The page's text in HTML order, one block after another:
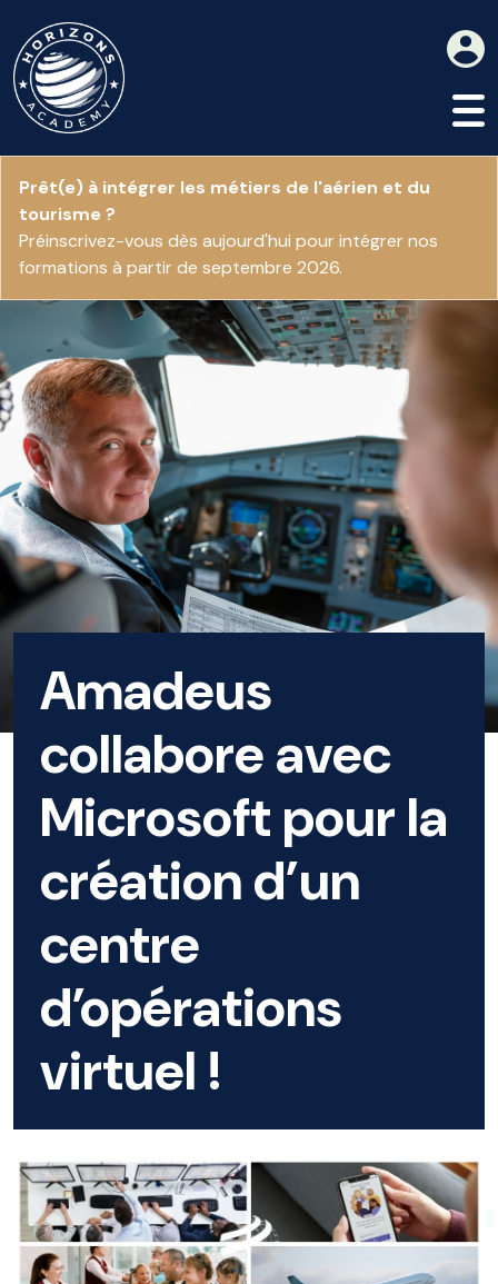
Prêt(e) à intégrer les métiers de l'aérien et du
tourisme ?
Préinscrivez-vous dès aujourd'hui pour intégrer nos
formations à partir de septembre 2026.
Amadeus
collabore avec
Microsoft pour la
création d’un
centre
d’opérations
virtuel !